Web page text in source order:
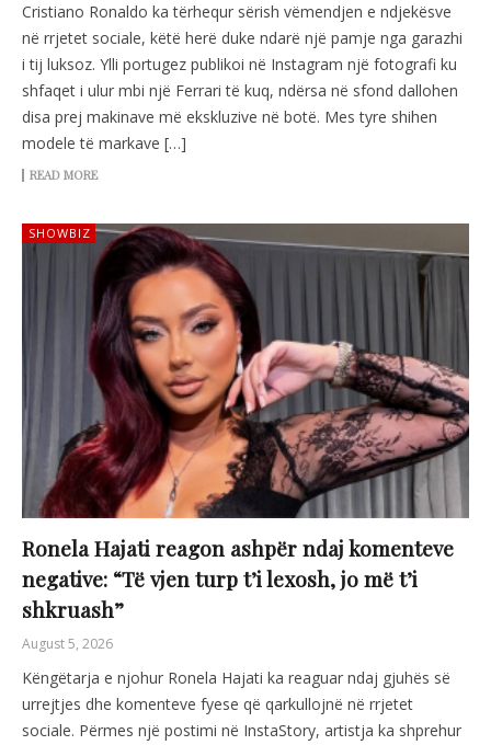
Cristiano Ronaldo ka tërhequr sërish vëmendjen e ndjekësve
në rrjetet sociale, këtë herë duke ndarë një pamje nga garazhi
i tij luksoz. Ylli portugez publikoi në Instagram një fotografi ku
shfaqet i ulur mbi një Ferrari të kuq, ndërsa në sfond dallohen
disa prej makinave më ekskluzive në botë. Mes tyre shihen
modele të markave […]
READ MORE
SHOWBIZ
Ronela Hajati reagon ashpër ndaj komenteve
negative: “Të vjen turp t’i lexosh, jo më t’i
shkruash”
August 5, 2026
Këngëtarja e njohur Ronela Hajati ka reaguar ndaj gjuhës së
urrejtjes dhe komenteve fyese që qarkullojnë në rrjetet
sociale. Përmes një postimi në InstaStory, artistja ka shprehur